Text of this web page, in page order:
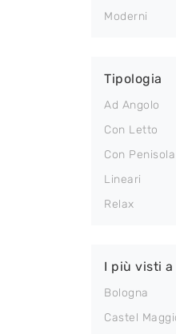
Moderni
Tipologia
Ad Angolo
Con Letto
Con Penisola
Lineari
Relax
I più visti a
Bologna
Castel